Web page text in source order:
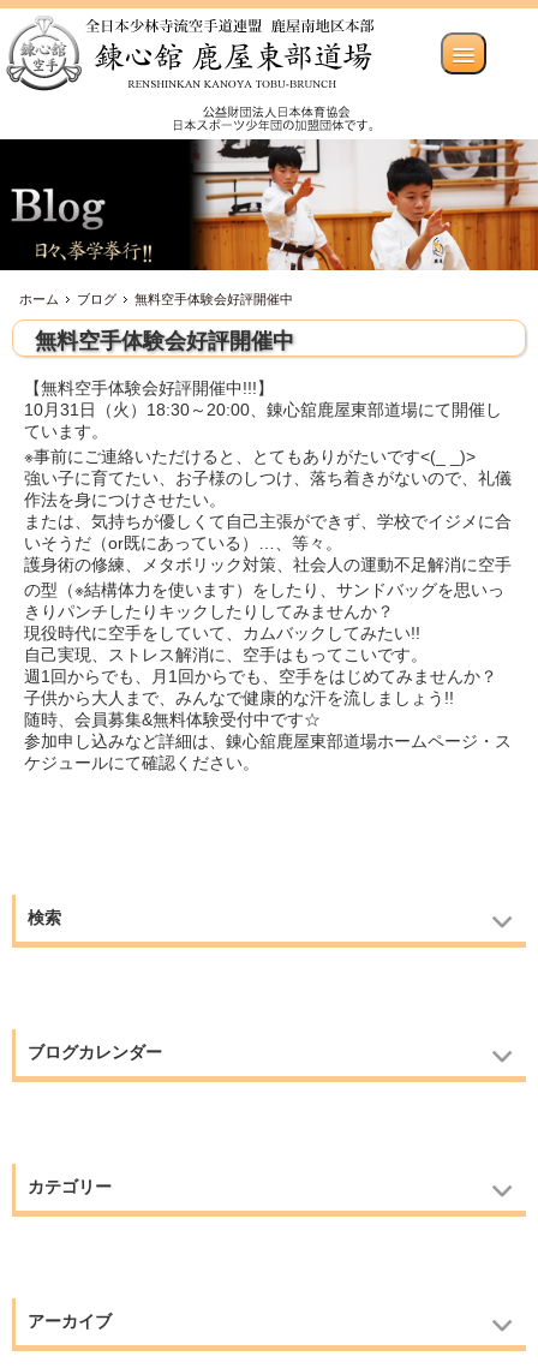
ホーム ブログ 無料空手体験会好評開催中
無料空手体験会好評開催中
【無料空手体験会好評開催中!!!】
10月31日（火）18:30～20:00、錬心舘鹿屋東部道場にて開催し
ています。
※事前にご連絡いただけると、とてもありがたいです<(_ _)>
強い子に育てたい、お子様のしつけ、落ち着きがないので、礼儀
作法を身につけさせたい。
または、気持ちが優しくて自己主張ができず、学校でイジメに合
いそうだ（or既にあっている）…、等々。
護身術の修練、メタボリック対策、社会人の運動不足解消に空手
の型（※結構体力を使います）をしたり、 サンドバッグを思いっ
きりパンチしたりキックしたりしてみませんか？
現役時代に空手をしていて、カムバックしてみたい!!
自己実現、ストレス解消に、空手はもってこいです。
週1回からでも、月1回からでも、空手をはじめてみませんか？
子供から大人まで、みんなで健康的な汗を流しましょう!!
随時、会員募集&無料体験受付中です☆
参加申し込みなど詳細は、錬心舘鹿屋東部道場ホームページ・ス
ケジュールにて確認ください。
検索
ブログカレンダー
カテゴリー
アーカイブ